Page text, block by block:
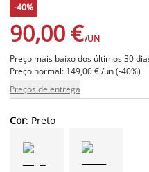
-40%
90,00 €/UN
Preço mais baixo dos últimos 30
Preço normal: 149,00 € /un (-40%)
Preços de entrega
Cor: Preto